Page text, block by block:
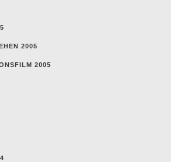
2005
2005